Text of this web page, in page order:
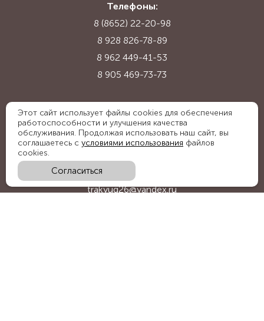
Телефоны:
8 (8652) 22-20-98
8 928 826-78-89
8 962 449-41-53
8 905 469-73-73
Адрес:
Ставропольский край, с. Надежда,
ул. Промышленная, 1Б
trakyug26@yandex.ru
Этот сайт использует файлы cookies для обеспечения
работоспособности и улучшения качества
обслуживания. Продолжая использовать наш сайт, вы
соглашаетесь с условиями использования файлов
cookies.
Согласиться